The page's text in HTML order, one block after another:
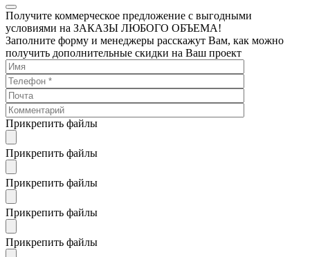
Получите коммерческое предложение с выгодными
условиями на ЗАКАЗЫ ЛЮБОГО ОБЪЕМА!
Заполните форму и менеджеры расскажут Вам, как можно
получить дополнительные скидки на Ваш проект
Прикрепить файлы
Прикрепить файлы
Прикрепить файлы
Прикрепить файлы
Прикрепить файлы